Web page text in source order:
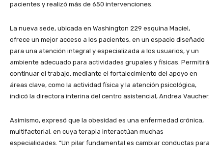
pacientes y realizó más de 650 intervenciones.
La nueva sede, ubicada en Washington 229 esquina Maciel,
ofrece un mejor acceso a los pacientes, en un espacio diseñado
para una atención integral y especializada a los usuarios, y un
ambiente adecuado para actividades grupales y físicas. Permitirá
continuar el trabajo, mediante el fortalecimiento del apoyo en
áreas clave, como la actividad física y la atención psicológica,
indicó la directora interina del centro asistencial, Andrea Vaucher.
Asimismo, expresó que la obesidad es una enfermedad crónica,
multifactorial, en cuya terapia interactúan muchas
especialidades. “Un pilar fundamental es cambiar conductas para